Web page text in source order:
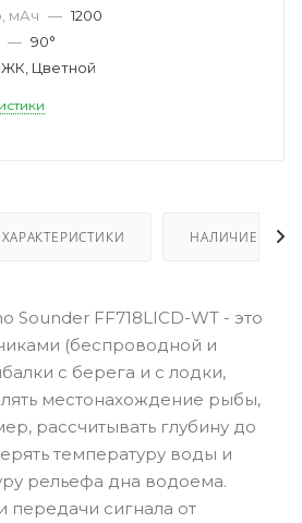
мАч — 1200
— 90°
ЖК, Цветной
ХАРАКТЕРИСТИКИ НАЛИЧИЕ
Sounder FF718LICD-WT - это
(беспроводной и
с берега и с лодки,
местонахождение рыбы,
рассчитывать глубину до
температуру воды и
рельефа дна водоема.
передачи сигнала от